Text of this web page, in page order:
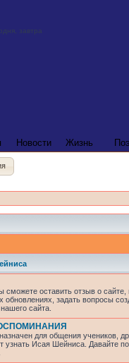
Новости Жизнь
сможете оставить отзыв о
обновлениях, задать вопросы
сайта.
для общения учеников,
узнать Исая Шейниса. Давайте